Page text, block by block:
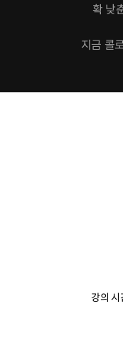
확 낮
지금 콜
강의 시